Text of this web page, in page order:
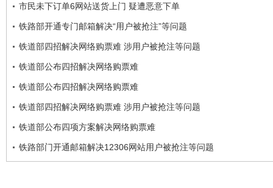
市民未下订单6网站送货上门 疑遭恶意下单
铁路部开通专门邮箱解决“用户被抢注”等问题
铁道部四招解决网络购票难 涉用户被抢注等问题
铁道部公布四招解决网络购票难
铁道部公布四招解决网络购票难
铁道部四招解决网络购票难 涉用户被抢注等问题
铁道部公布四项方案解决网络购票难
铁路部门开通邮箱解决12306网站用户被抢注等问题